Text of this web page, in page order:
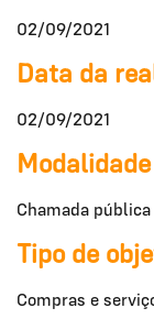
02/09/2021
Data da
02/09/2021
Modalidade
Chamada pública
Tipo de
Compras e